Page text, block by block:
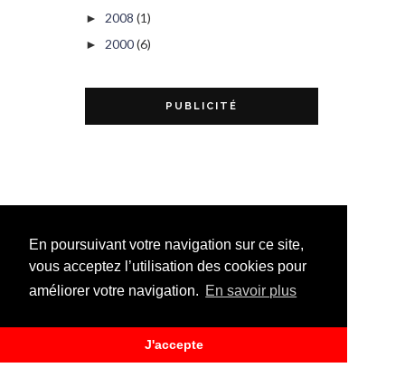
En poursuivant votre navigation sur ce site,
vous acceptez l’utilisation des cookies pour
améliorer votre navigation. En savoir plus
J'accepte
► 2008 (1)
► 2000(6)
PUBLICITÉ